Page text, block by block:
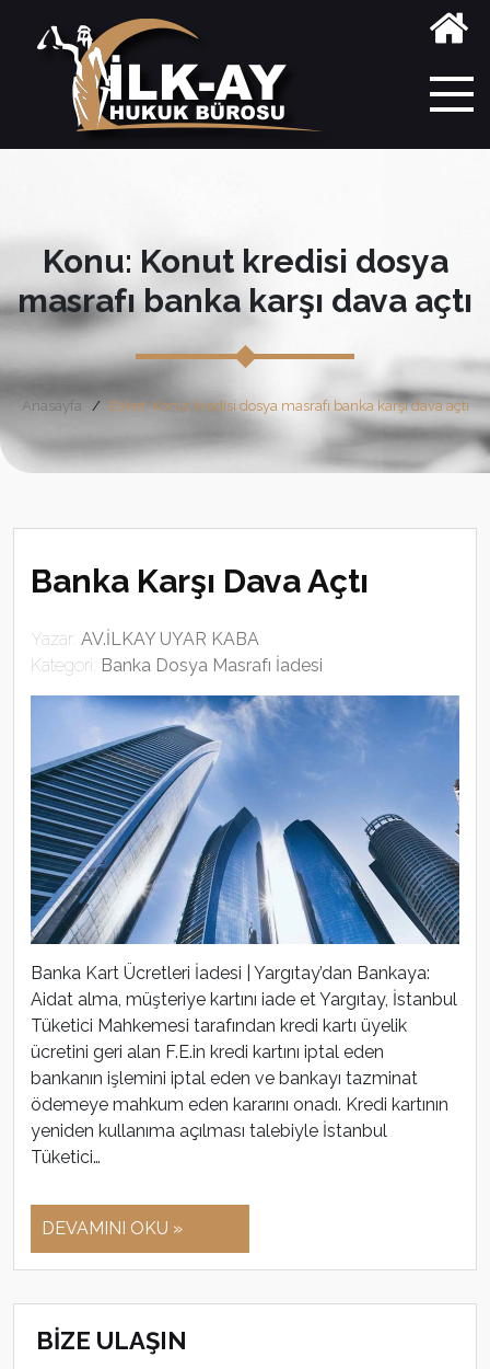
Konu: Konut kredisi dosya
masrafı banka karşı dava açtı
Anasayfa Etiket: Konut kredisi dosya masrafı banka karşı dava açtı
Banka Karşı Dava Açtı
Yazar: AV.İLKAY UYAR KABA
Kategori: Banka Dosya Masrafı İadesi
Banka Kart Ücretleri İadesi | Yargıtay’dan Bankaya:
Aidat alma, müşteriye kartını iade et Yargıtay, İstanbul
Tüketici Mahkemesi tarafından kredi kartı üyelik
ücretini geri alan F.E.in kredi kartını iptal eden
bankanın işlemini iptal eden ve bankayı tazminat
ödemeye mahkum eden kararını onadı. Kredi kartının
yeniden kullanıma açılması talebiyle İstanbul
Tüketici…
DEVAMINI OKU »
BİZE ULAŞIN